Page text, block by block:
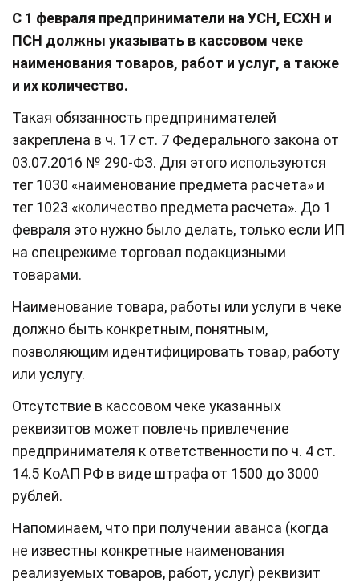
С 1 февраля предприниматели на УСН, ЕСХН и
ПСН должны указывать в кассовом чеке
наименования товаров, работ и услуг, а также
и их количество.
Такая обязанность предпринимателей
закреплена в ч. 17 ст. 7 Федерального закона от
03.07.2016 № 290-ФЗ. Для этого используются
тег 1030 «наименование предмета расчета» и
тег 1023 «количество предмета расчета». До 1
февраля это нужно было делать, только если ИП
на спецрежиме торговал подакцизными
товарами.
Наименование товара, работы или услуги в чеке
должно быть конкретным, понятным,
позволяющим идентифицировать товар, работу
или услугу.
Отсутствие в кассовом чеке указанных
реквизитов может повлечь привлечение
предпринимателя к ответственности по ч. 4 ст.
14.5 КоАП РФ в виде штрафа от 1500 до 3000
рублей.
Напоминаем, что при получении аванса (когда
не известны конкретные наименования
реализуемых товаров, работ, услуг) реквизит